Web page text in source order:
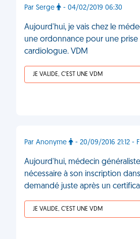
Par Serge - 04/02/2019 06:30
Aujourd'hui, je vais chez le
une ordonnance pour une
cardiologue. VDM
JE VALIDE, C'EST UNE VDM
Par Anonyme - 20/09/2016 21:12 -
Aujourd'hui, médecin
nécessaire à son inscription
demandé juste après un
JE VALIDE, C'EST UNE VDM